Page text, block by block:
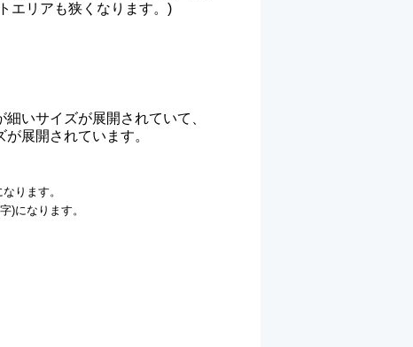
エリアも狭くなります。)
いサイズが展開されていて、
展開されています。
ります。
)になります。